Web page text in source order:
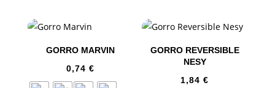
GORRO MARVIN
0,74 €
GORRO REVERSIBLE
NESY
1,84€